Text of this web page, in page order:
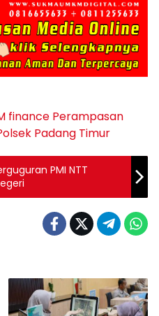
finance Perampasan
Padang Timur
PMI NTT